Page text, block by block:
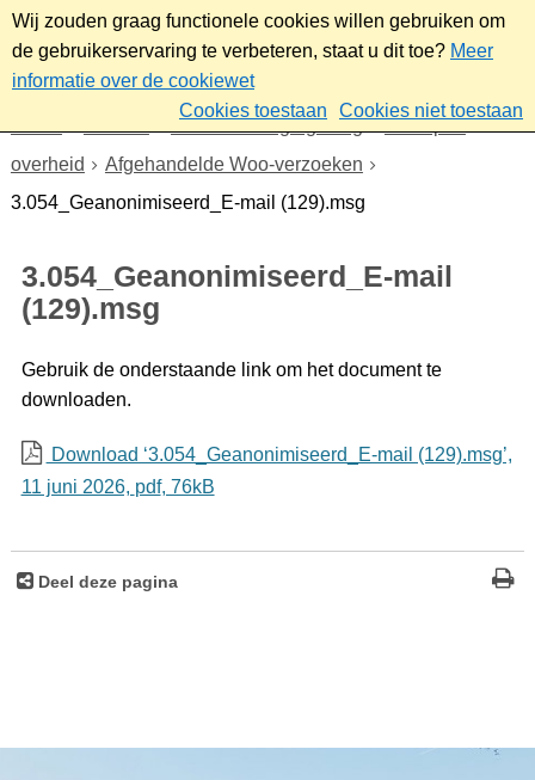
Wij zouden graag functionele cookies willen gebruiken om
de gebruikerservaring te verbeteren, staat u dit toe? Meer
informatie over de cookiewet
Cookies toestaan
Cookies niet toestaan
Beleid- en regelgeving
Wet open
overheid
Afgehandelde Woo-verzoeken
3.054_Geanonimiseerd_E-mail (129).msg
3.054_Geanonimiseerd_E-mail
(129).msg
Gebruik de onderstaande link om het document te
downloaden.
Download ‘3.054_Geanonimiseerd_E-mail (129).msg’,
11 juni 2026, pdf, 76kB
Deel deze pagina